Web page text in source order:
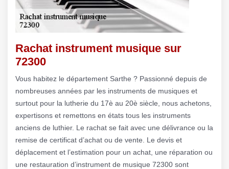
Rachat instrument musique sur
72300
Vous habitez le département Sarthe ? Passionné depuis de
nombreuses années par les instruments de musiques et
surtout pour la lutherie du 17è au 20è siècle, nous achetons,
expertisons et remettons en états tous les instruments
anciens de luthier. Le rachat se fait avec une délivrance ou la
remise de certificat d’achat ou de vente. Le devis et
déplacement et l’estimation pour un achat, une réparation ou
une restauration d’instrument de musique 72300 sont